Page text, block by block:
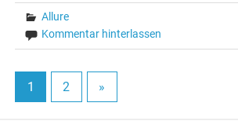
Allure
Kommentar hinterlassen
1 2 »